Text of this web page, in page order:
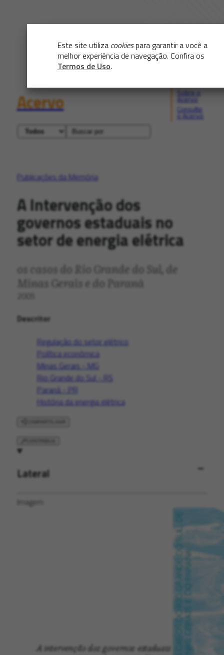
Este site utiliza cookiespara garantir a você a
melhor experiência de navegação. Confira os
Termos de Uso.
Acervo
Consulte
Publicações da Memória
A Intervenção dos
governos estaduais no
setor de energia elétrica
os casos do Rio Grande do Sul, de
Minas Gerais e do Paraná
2005
Descritor
Regulação do setor elétrico
Política econômica
Minas Gerais - MG
Rio Grande do Sul - RS
Paraná - PR
História da energia elétrica
Lateral
Imagem